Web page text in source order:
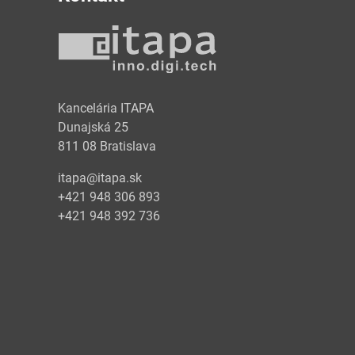
Kancelária ITAPA
Dunajská 25
811 08 Bratislava
itapa@itapa.sk
+421 948 306 893
+421 948 392 736